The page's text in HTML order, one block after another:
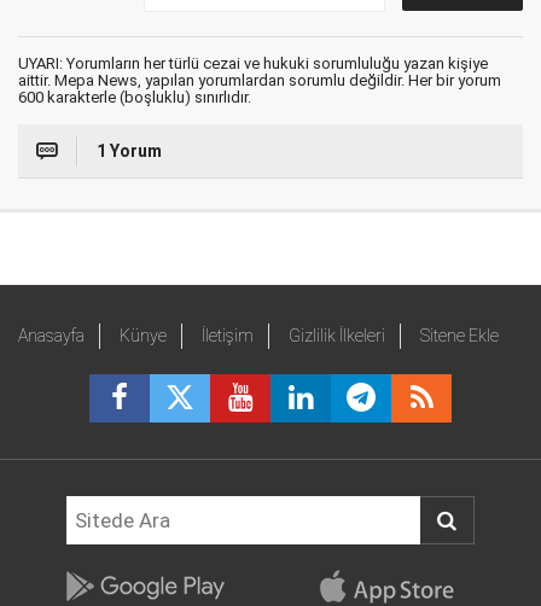
UYARI: Yorumların her türlü cezai ve hukuki sorumluluğu yazan kişiye
aittir. Mepa News, yapılan yorumlardan sorumlu değildir. Her bir yorum
600 karakterle (boşluklu) sınırlıdır.
1 Yorum
Anasayfa Künye İletişim Gizlilik İlkeleri Sitene Ekle